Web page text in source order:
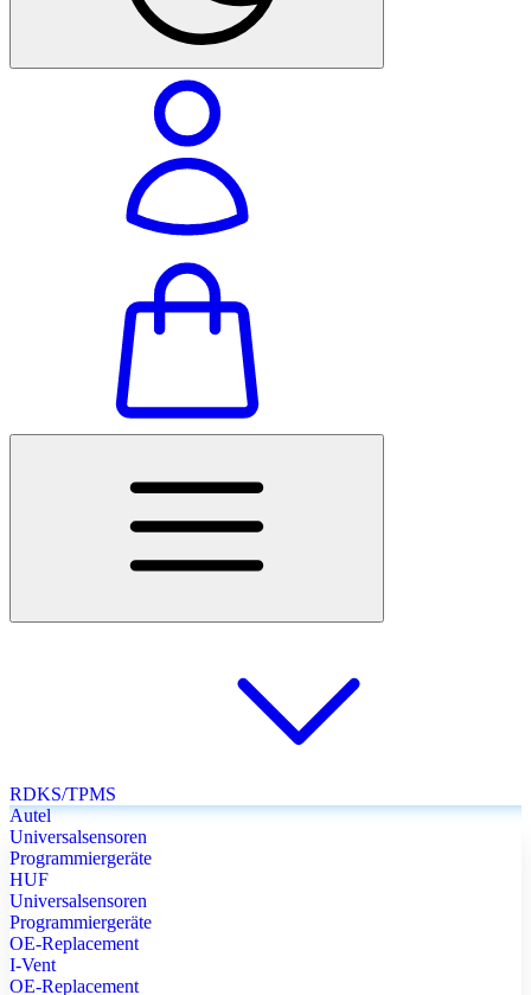
RDKS/TPMS
Autel
Universalsensoren
Programmiergeräte
HUF
Universalsensoren
Programmiergeräte
OE-Replacement
I-Vent
OE-Replacement